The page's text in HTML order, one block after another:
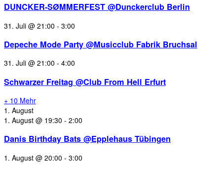
DUNCKER-SØMMERFEST @Dunckerclub Berlin
31. Juli @ 21:00 - 3:00
Depeche Mode Party @Musicclub Fabrik Bruchsal
31. Juli @ 21:00 - 4:00
Schwarzer Freitag @Club From Hell Erfurt
+ 10 Mehr
1. August
1. August @ 19:30 - 2:00
Danis Birthday Bats @Epplehaus Tübingen
1. August @ 20:00 - 3:00